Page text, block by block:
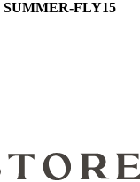
SUMMER-FLY15